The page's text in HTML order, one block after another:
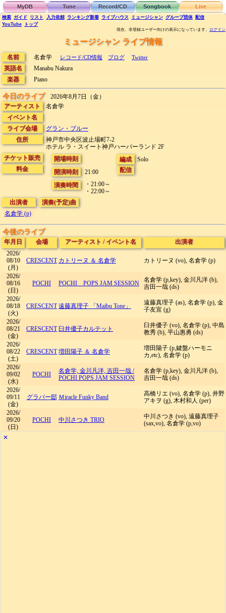
MyDB Tune Record/CD Songbook Live
検索 ガイド リスト 入力依頼 ランキング新着 ライブハウス ミュージシャン グループ団体 配信
YouTube
トップ
現在、非登録ユーザー向けの表示になっています。 ログイン
ミュージシャン ライブ情報
名前 名倉学 レコード/CD情報 ブログ Twitter
英語名
Manabu Nakura
楽器
Piano
今日のライブ
2026年8月7日（金）
アーティスト
名倉学
イベント名
ライブ会場
グラン・ブルー
住所
神戸市中央区波止場町7-2
ホテル ラ・スイート神戸ハーバーランド 2F
チケット販売
料金
開場時刻
開演時刻
21:00
演奏時間
・21:00～
・22:00～
編成
Solo
配信
出演者
名倉学 (p)
演奏(予定)曲
今後のライブ
年月日 会場 アーティスト / イベント名
出演者
2026/
08/10
(月)
CRESCENT カトリーヌ ＆ 名倉学 カトリーヌ (vo), 名倉学 (p)
2026/
08/16
(日)
POCHI POCHI POPS JAM SESSION
名倉学 (p,key), 金川凡洋 (b),
吉田一哉 (ds)
2026/
08/18
(火)
CRESCENT 遠藤真理子 「Maibu Tone」
遠藤真理子 (as), 名倉学 (p), 金
子友宣 (g)
2026/
08/21
(金)
CRESCENT 臼井優子カルテット
臼井優子 (vo), 名倉学 (p), 中島
教秀 (b), 平山惠勇 (ds)
2026/
08/22
(土)
CRESCENT 増田陽子 ＆ 名倉学
増田陽子 (p,鍵盤ハーモニ
カ,etc), 名倉学 (p)
2026/
09/02
(水)
POCHI 名倉学, 金川凡洋, 吉田一哉 /
POCHI POPS JAM SESSION
名倉学 (p,key), 金川凡洋 (b),
吉田一哉 (ds)
2026/
09/11
(金)
グラバー邸 Ｍiracle Funky Band
高橋リエ (vo), 名倉学 (p), 井野
アキヲ (g), 木村和人 (per)
2026/
09/20
(日)
POCHI 中川さつき TRIO
中川さつき (vo), 遠藤真理子
(sax,vo), 名倉学 (p,vo)
✕